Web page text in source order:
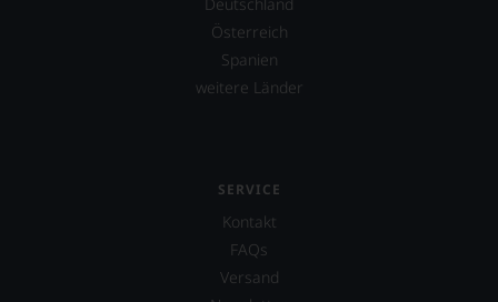
Österreich
Spanien
weitere Länder
SERVICE
Kontakt
FAQs
Versand